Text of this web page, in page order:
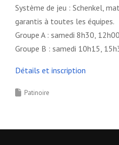
Système de jeu : Schenkel,
garantis à toutes les équipes.
Groupe A : samedi 8h30,
Groupe B : samedi 10h15,
Détails et inscription
Patinoire